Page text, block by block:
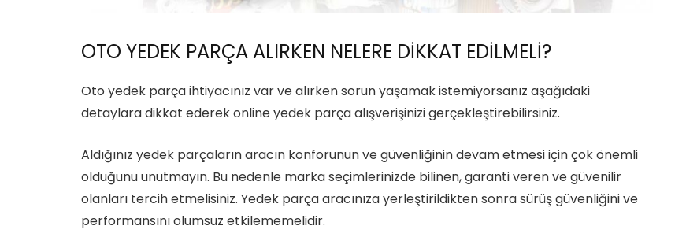
OTO YEDEK PARÇA ALIRKEN NELERE DİKKAT EDİLMELİ?
Oto yedek parça ihtiyacınız var ve alırken sorun yaşamak istemiyorsanız aşağıdaki
detaylara dikkat ederek online yedek parça alışverişinizi gerçekleştirebilirsiniz.
Aldığınız yedek parçaların aracın konforunun ve güvenliğinin devam etmesi için çok önemli
olduğunu unutmayın. Bu nedenle marka seçimlerinizde bilinen, garanti veren ve güvenilir
olanları tercih etmelisiniz. Yedek parça aracınıza yerleştirildikten sonra sürüş güvenliğini ve
performansını olumsuz etkilememelidir.